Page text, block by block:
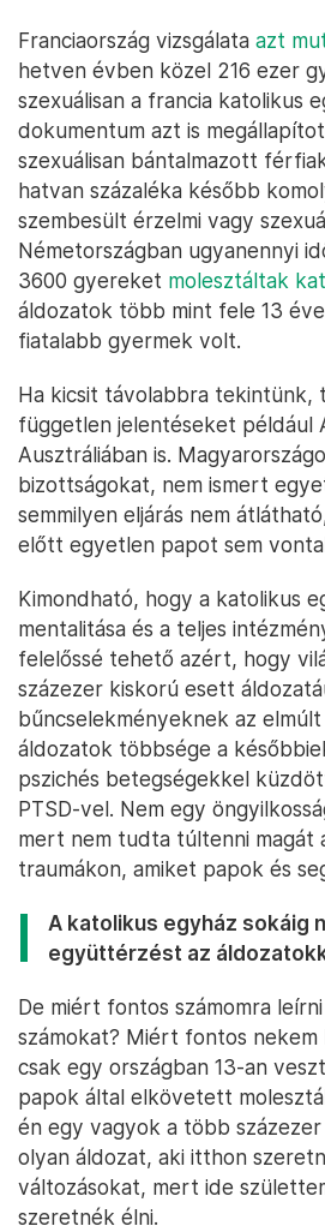
Franciaország vizsgálata azt
hetven évben közel 216 ezer
szexuálisan a francia katolikus
dokumentum azt is
szexuálisan bántalmazott
hatvan százaléka később
szembesült érzelmi vagy
Németországban ugyanennyi
3600 gyereket molesztáltak
áldozatok több mint fele 13
fiatalabb gyermek volt.
Ha kicsit távolabbra tekintünk,
független jelentéseket például
Ausztráliában is.
bizottságokat, nem ismert
semmilyen eljárás nem
előtt egyetlen papot sem
Kimondható, hogy a katolikus
mentalitása és a teljes
felelőssé tehető azért, hogy
százezer kiskorú esett
bűncselekményeknek az
áldozatok többsége a
pszichés betegségekkel
PTSD-vel. Nem egy
mert nem tudta túltenni magát
traumákon, amiket papok és
A katolikus egyház sokáig
együttérzést az
De miért fontos számomra
számokat? Miért fontos nekem
csak egy országban 13-an
papok által elkövetett
én egy vagyok a több
olyan áldozat, aki itthon
változásokat, mert ide
szeretnék élni.